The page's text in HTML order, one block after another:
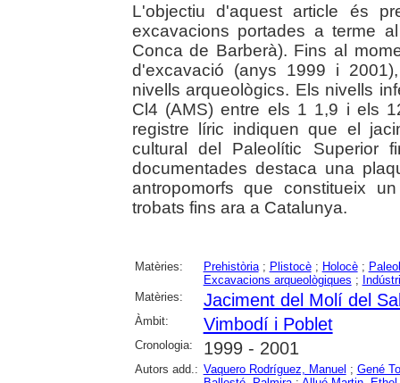
L'objectiu d'aquest article és
excavacions portades a terme
Conca de Barberà). Fins al
d'excavació (anys 1999 i
nivells arqueològics. Els nivells
Cl4 (AMS) entre els 1 1,9 i els
registre líric indiquen que el
cultural del Paleolític Superior
documentades destaca una
antropomorfs que constitueix
trobats fins ara a Catalunya.
Matèries: Prehistòria; Plistocè; Holocè;
Excavacions arqueològiques ;
Matèries:
Jaciment del Molí del
Àmbit: Vimbodí i Poblet
Cronologia: 1999 - 2001
Autors add.: Vaquero Rodríguez, Manuel ; Gené